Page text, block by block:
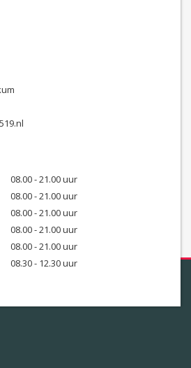
08.00 - 21.00 uur
08.00 - 21.00 uur
08.00 - 21.00 uur
08.00 - 21.00 uur
08.00 - 21.00 uur
08.30 - 12.30 uur